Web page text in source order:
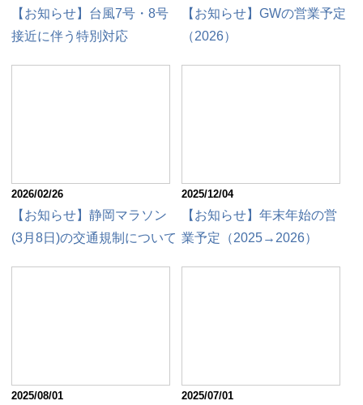
【お知らせ】台風7号・8号
接近に伴う特別対応
【お知らせ】GWの営業予定
（2026）
2026/02/26
【お知らせ】静岡マラソン
(3月8日)の交通規制について
2025/12/04
【お知らせ】年末年始の営
業予定（2025→2026）
2025/08/01 2025/07/01